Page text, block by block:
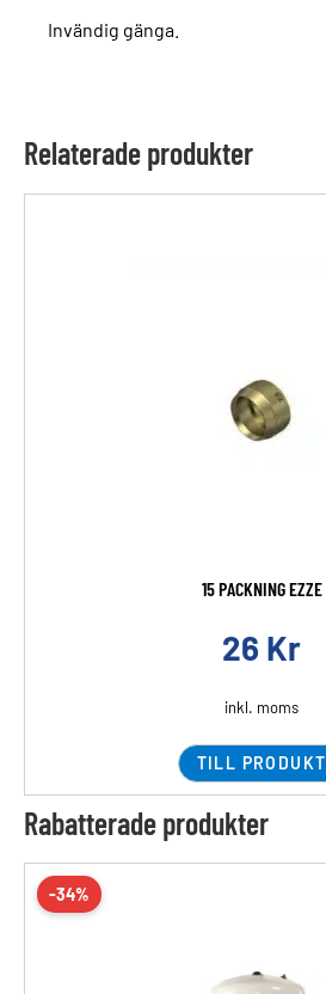
Invändig gänga.
Relaterade produkter
15 PACKNING EZZE
26 Kr
inkl. moms
TILL PRODUKT
Rabatterade produkter
-34%